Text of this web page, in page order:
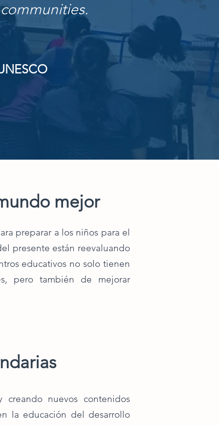
mejor
preparar a los niños para el
presente están reevaluando
educativos no solo tienen
pero también de mejorar
nuevos contenidos
la educación del desarrollo